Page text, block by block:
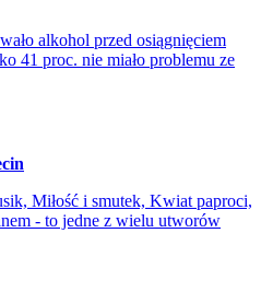
alkohol przed osiągnięciem
41 proc. nie miało problemu ze
Miłość i smutek, Kwiat paproci,
- to jedne z wielu utworów